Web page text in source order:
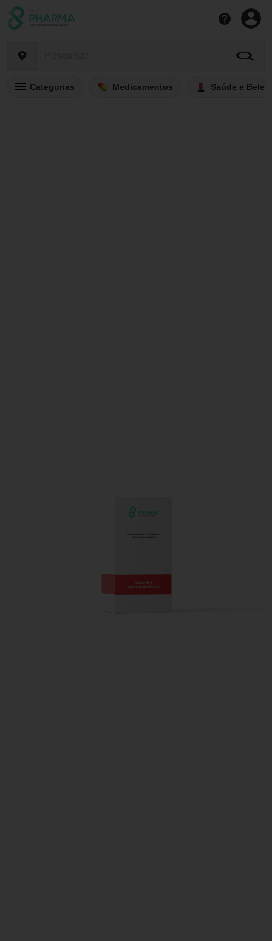
Categorias Medicamentos Saúde e